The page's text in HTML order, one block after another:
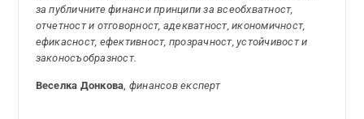
за публичните финанси принципи за всеобхватност,
отчетност и отговорност, адекватност, икономичност,
ефикасност, ефективност, прозрачност, устойчивост и
законосъобразност.
Веселка Донкова, финансов експерт